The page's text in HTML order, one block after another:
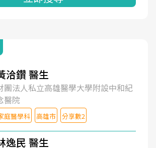
洽鑽 醫生
團法人私立高雄醫學大學附設中和紀
醫院
庭醫學科 高雄市 分享數2
逸民 醫生